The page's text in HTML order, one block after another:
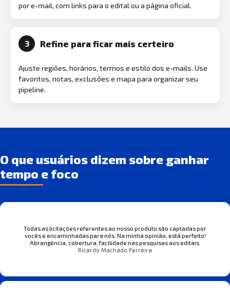
por e-mail, com links para o edital ou a página oficial.
3 Refine para ficar mais certeiro
Ajuste regiões, horários, termos e estilo dos e-mails. Use
favoritos, notas, exclusões e mapa para organizar seu
pipeline.
O que usuários dizem sobre ganhar
tempo e foco
Todas as licitações referentes ao nosso produto são captadas por
vocês e encaminhadas para nós. Na minha opinião, está perfeito!
Abrangência, cobertura, facilidade nas pesquisas aos editais.
Ricardo Machado Ferreira